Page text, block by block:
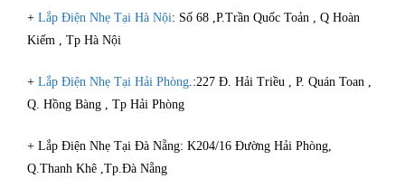
+ Lắp Điện Nhẹ Tại Hà Nội: Số 68 ,P.Trần Quốc Toản , Q Hoàn
Kiếm , Tp Hà Nội
+ Lắp Điện Nhẹ Tại Hải Phòng .:227 Đ. Hải Triều , P. Quán Toan ,
Q. Hồng Bàng , Tp Hải Phòng
+ Lắp Điện Nhẹ Tại Đà Nẵng: K204/16 Đường Hải Phòng,
Q.Thanh Khê ,Tp.Đà Nẵng